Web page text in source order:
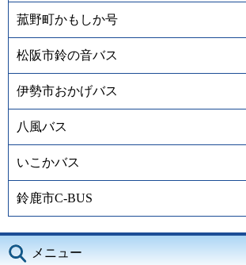
菰野町かもしか号
松阪市鈴の音バス
伊勢市おかげバス
八風バス
いこかバス
鈴鹿市C-BUS
メニュー